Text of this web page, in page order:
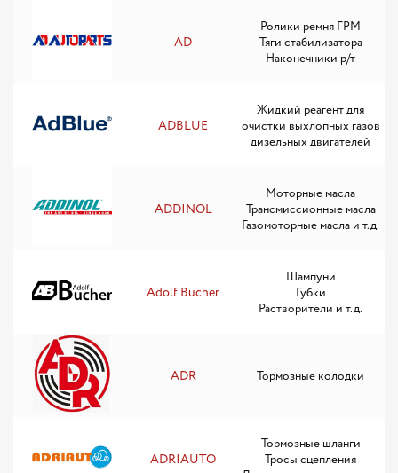
AD
Ролики ремня ГРМ
Тяги стабилизатора
Наконечники р/т
ADBLUE
Жидкий реагент для
очистки выхлопных газов
дизельных двигателей
ADDINOL
Моторные масла
Трансмиссионные масла
Газомоторные масла и т.д.
Adolf Bucher
Шампуни
Губки
Растворители и т.д.
ADR Тормозные колодки
ADRIAUTO
Тормозные шланги
Тросы сцепления